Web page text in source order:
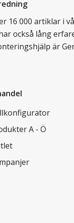
16 000 artiklar i
också lång
är
A - Ö